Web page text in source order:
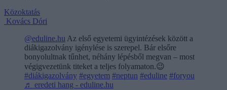
Közoktatás
Kovács Dóri
@eduline.hu Az első egyetemi ügyintézések között a
diákigazolvány igénylése is szerepel. Bár elsőre
bonyolultnak tűnhet, néhány lépésből megvan – most
végigvezetünk titeket a teljes folyamaton.😉
#diákigazolvány #egyetem #neptun #eduline #foryou
♬ eredeti hang - eduline.hu